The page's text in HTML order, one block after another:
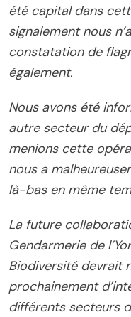
été capital dans
signalement nous
constatation de
également.
Nous avons été
autre secteur du
menions cette
nous a
là-bas en même
La future
Gendarmerie de
Biodiversité devrait
prochainement
différents secteurs